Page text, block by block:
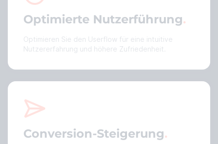
Optimierte Nutzerführung
Optimieren Sie den Userflow für eine intuitive
Nutzererfahrung und höhere Zufriedenheit.
Conversion-Steigerung